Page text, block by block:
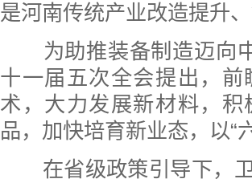
是河南传统产业改造提升
为助推装备制造迈向中
十一届五次全会提出，
术，大力发展新材料，
品，加快培育新业态，以“
在省级政策引导下，卫